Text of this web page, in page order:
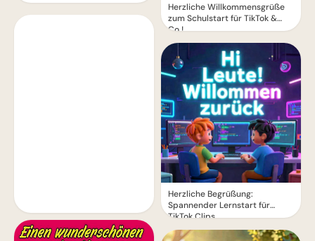
Herzliche Willkommensgrüße
zum Schulstart für TikTok &
Co.!
Herzliche Begrüßung:
Spannender Lernstart für
TikTok Clips